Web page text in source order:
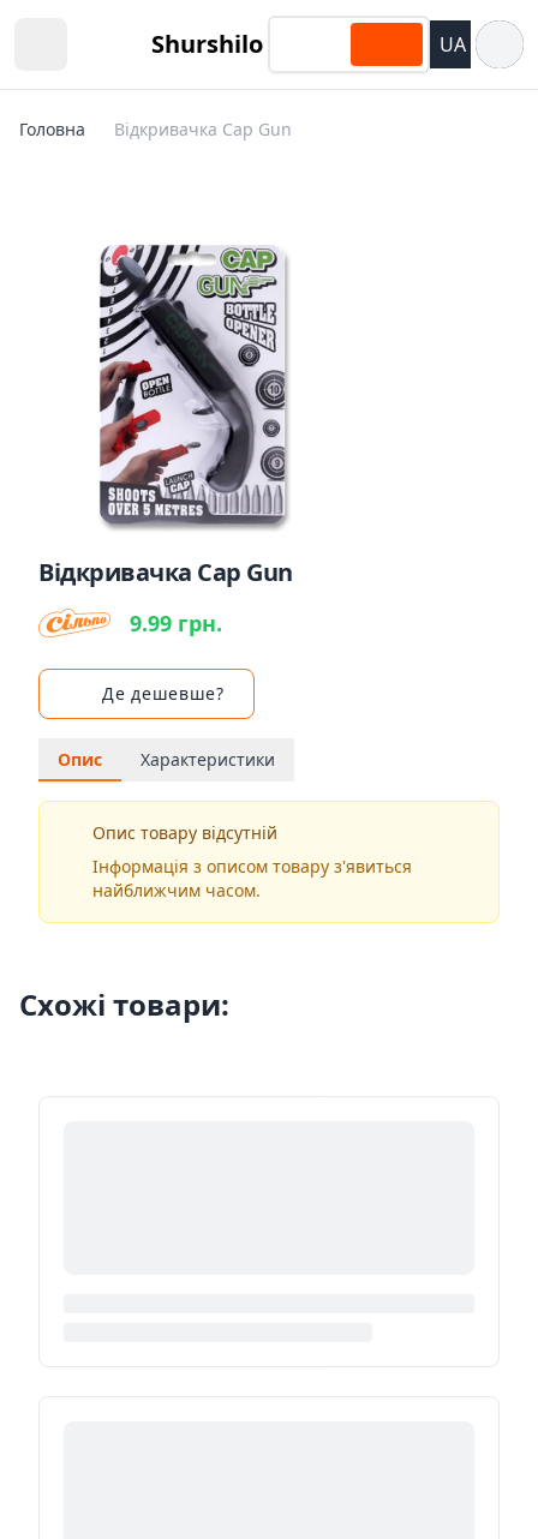
Shurshilo UA
Головна Відкривачка Cap Gun
Відкривачка Cap Gun
9.99 грн.
Де дешевше?
Опис Характеристики
Опис товару відсутній
Інформація з описом товару з'явиться
найближчим часом.
Схожі товари: